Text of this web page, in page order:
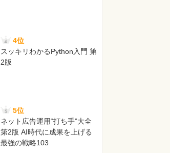
4位
スッキリわかるPython入門 第
2版
5位
ネット広告運用“打ち手”大全
第2版 AI時代に成果を上げる
最強の戦略103